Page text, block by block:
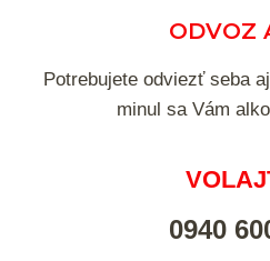
ODVOZ
Potrebujete odviezť seba
minul sa Vám
0940